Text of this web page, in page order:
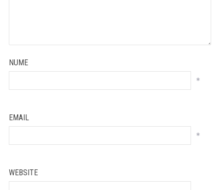
NUME
*
EMAIL
*
WEBSITE